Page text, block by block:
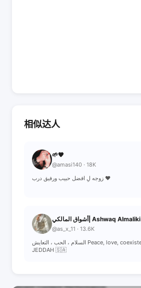
相似达人
🌱🧡
@amasi140 · 18K
زوجه لِ افضل حبيب ورفيق درب ♥️
أشواق المالكي| Ashwaq Almaliki
@as_x_11 · 13.6K
السلام ، الحب ، التعايش Peace, love, coexistence IN
JEDDAH 🇸🇦